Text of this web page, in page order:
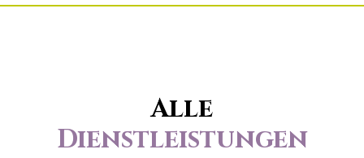
Alle
Dienstleistungen